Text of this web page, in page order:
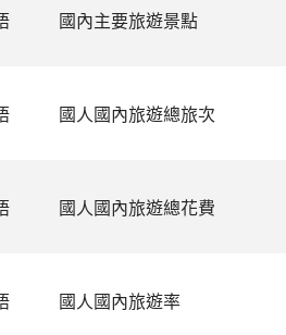
國內主要旅遊景點
國人國內旅遊總旅次
國人國內旅遊總花費
國人國內旅遊率